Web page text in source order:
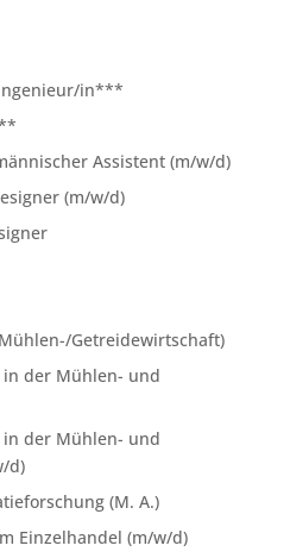
in***
Assistent (m/w/d)
(m/w/d)
Getreidewirtschaft)
der Mühlen- und
der Mühlen- und
d)
(M. A.)
Einzelhandel (m/w/d)